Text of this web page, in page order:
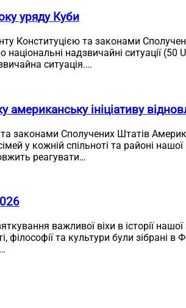
уряду Куби
Конституцією та законами
надзвичайні ситуації
ситуація.…
ініціативу
законами Сполучених Штатів
у кожній спільноті та районі
реагувати…
важливої віхи в історії
філософії та культури були зібрані